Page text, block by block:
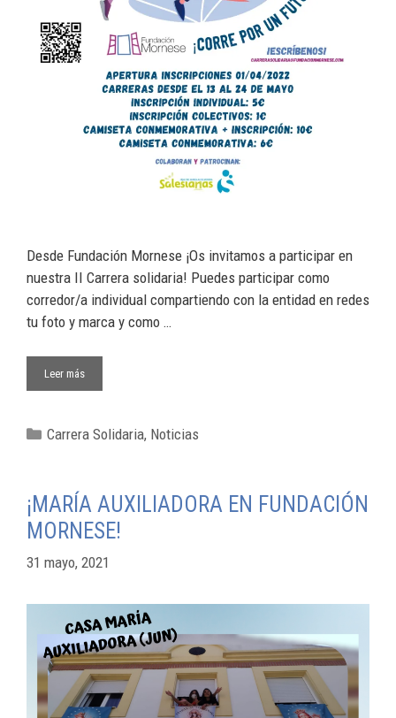
Desde Fundación Mornese ¡Os invitamos a participar en
nuestra II Carrera solidaria! Puedes participar como
corredor/a individual compartiendo con la entidad en redes
tu foto y marca y como …
Leer más
Carrera Solidaria, Noticias
¡MARÍA AUXILIADORA EN FUNDACIÓN
MORNESE!
31 mayo, 2021